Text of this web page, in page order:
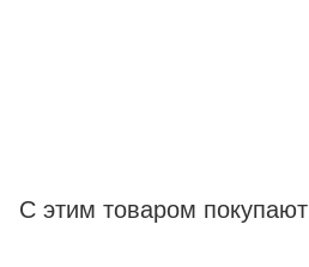
С этим товаром покупают